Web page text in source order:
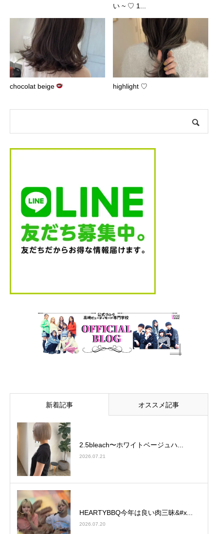
い ~ ♡ 1...
chocolat beige highlight ♡
新着記事 オススメ記事
2.5bleach〜ホワイトベージュ⁡ハ...
2026.07.21
HEARTYBBQ今年は良い肉三昧&#x...
2026.07.20